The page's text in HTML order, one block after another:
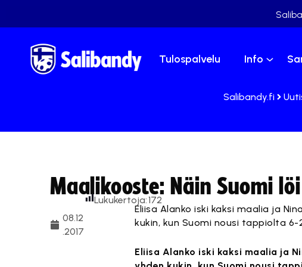
Tulospalvelu Info
Salibandy.fi
Maalikooste: Näin Suomi
08.12
.2017
Lukukertoja:172
Eliisa Alanko iski kaksi maalia ja
kukin, kun Suomi nousi tappiolta
Eliisa Alanko iski kaksi maalia ja